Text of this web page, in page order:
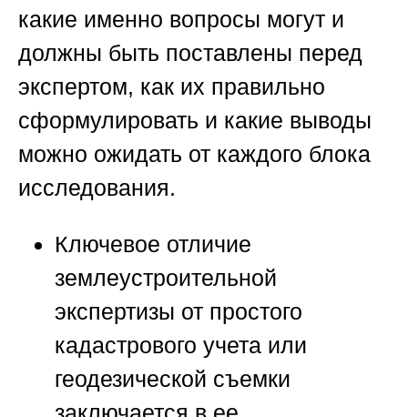
какие именно вопросы могут и
должны быть поставлены перед
экспертом, как их правильно
сформулировать и какие выводы
можно ожидать от каждого блока
исследования.
Ключевое отличие
землеустроительной
экспертизы от простого
кадастрового учета или
геодезической съемки